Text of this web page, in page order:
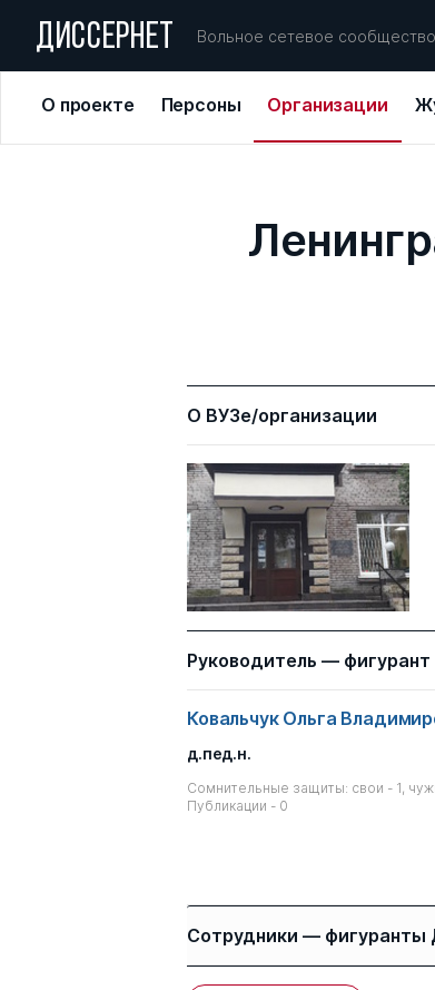
ДИССЕРНЕТ Вольное сетевое сообщество
О проекте Персоны Организации
О ВУЗе/организации
Руководитель —
Ковальчук Ольга
д.пед.н.
Сомнительные защиты: свои - 1,
Публикации - 0
Сотрудники — фигуранты